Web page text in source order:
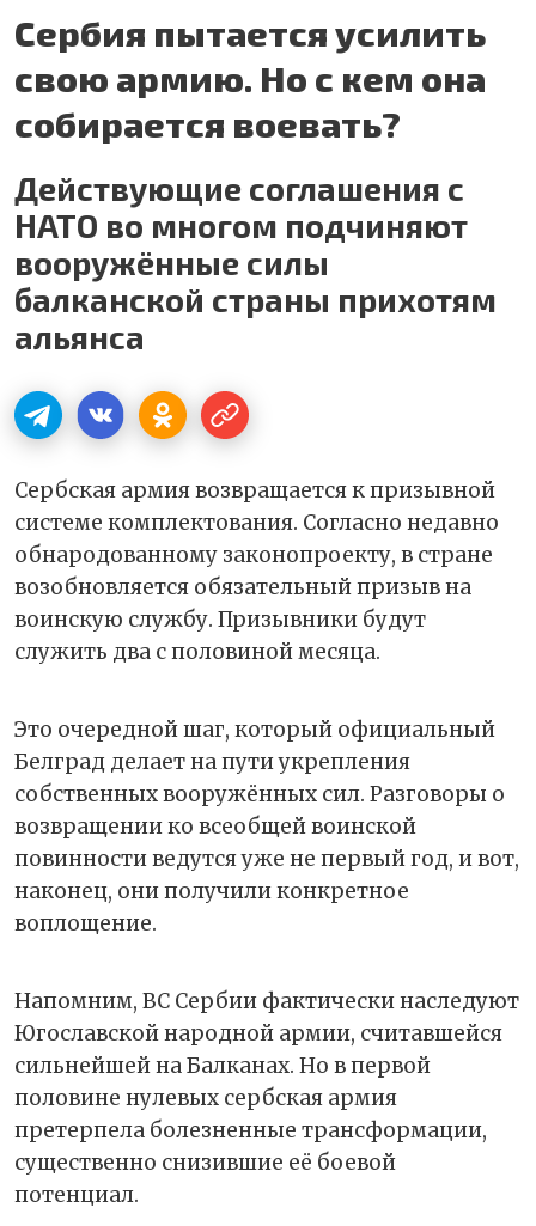
Сербия пытается усилить
свою армию. Но с кем она
собирается воевать?
Действующие соглашения с
НАТО во многом подчиняют
вооружённые силы
балканской страны прихотям
альянса
Сербская армия возвращается к призывной
системе комплектования. Согласно недавно
обнародованному законопроекту, в стране
возобновляется обязательный призыв на
воинскую службу. Призывники будут
служить два с половиной месяца.
Это очередной шаг, который официальный
Белград делает на пути укрепления
собственных вооружённых сил. Разговоры о
возвращении ко всеобщей воинской
повинности ведутся уже не первый год, и вот,
наконец, они получили конкретное
воплощение.
Напомним, ВС Сербии фактически наследуют
Югославской народной армии, считавшейся
сильнейшей на Балканах. Но в первой
половине нулевых сербская армия
претерпела болезненные трансформации,
существенно снизившие её боевой
потенциал.